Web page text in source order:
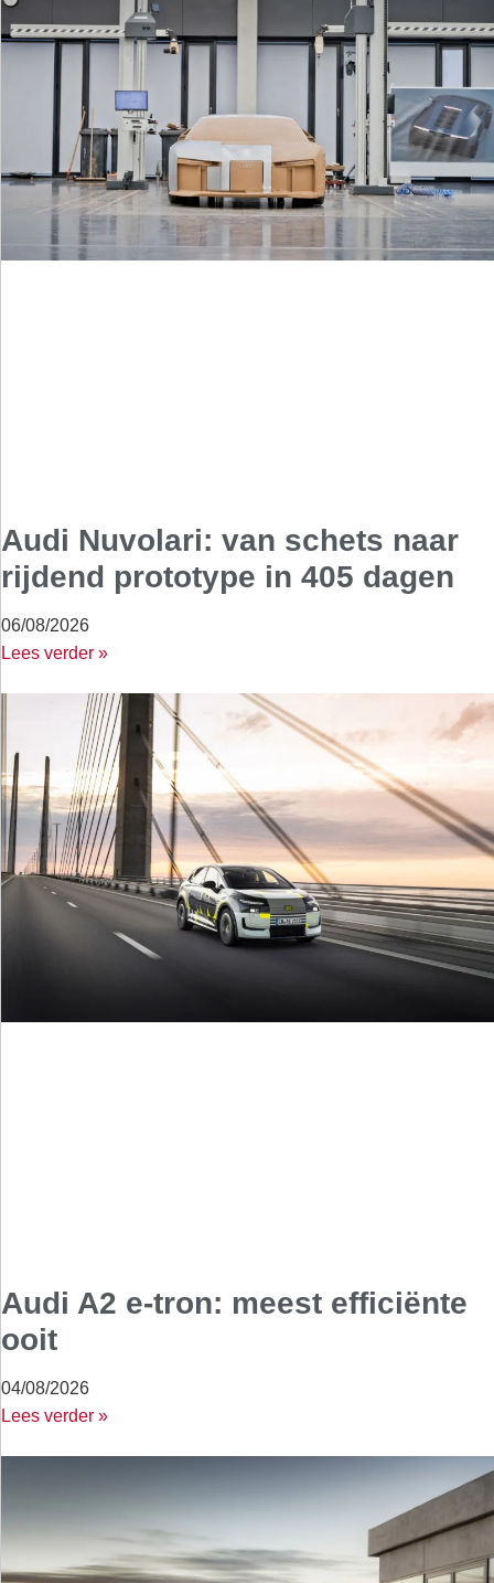
Audi Nuvolari: van schets naar
rijdend prototype in 405 dagen
06/08/2026
Lees verder »
Audi A2 e-tron: meest efficiënte
ooit
04/08/2026
Lees verder »